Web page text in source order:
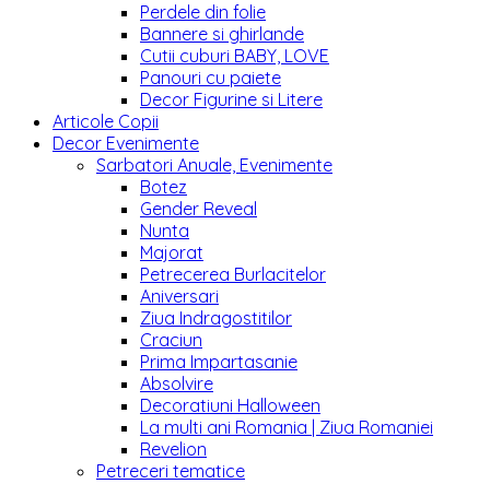
Perdele din folie
Bannere si ghirlande
Cutii cuburi BABY, LOVE
Panouri cu paiete
Decor Figurine si Litere
Articole Copii
Decor Evenimente
Sarbatori Anuale, Evenimente
Botez
Gender Reveal
Nunta
Majorat
Petrecerea Burlacitelor
Aniversari
Ziua Indragostitilor
Craciun
Prima Impartasanie
Absolvire
Decoratiuni Halloween
La multi ani Romania | Ziua Romaniei
Revelion
Petreceri tematice